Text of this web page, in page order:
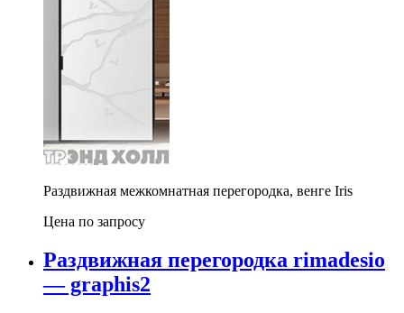
Раздвижная межкомнатная перегородка, венге Iris
Цена по запросу
Раздвижная перегородка rimadesio
— graphis2